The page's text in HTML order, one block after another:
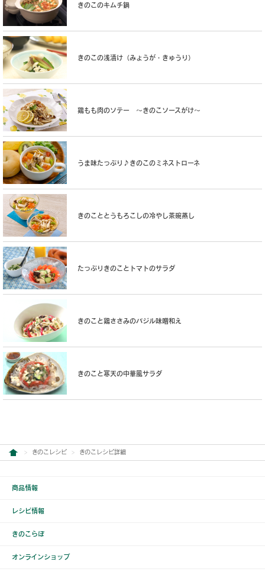
きのこのキムチ鍋
きのこの浅漬け（みょうが・きゅうり）
鶏もも肉のソテー 〜きのこソースがけ〜
うま味たっぷり♪きのこのミネストローネ
きのこととうもろこしの冷やし茶碗蒸し
たっぷりきのことトマトのサラダ
きのこと鶏ささみのバジル味噌和え
きのこと寒天の中華風サラダ
きのこレシピ きのこレシピ詳細
商品情報
レシピ情報
きのこらぼ
オンラインショップ